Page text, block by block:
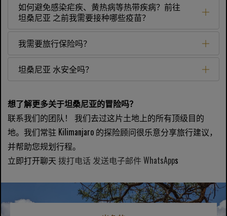
如何避免感染疟疾、黄热病等热带疾病？前往
坦桑尼亚 之前我需要接种哪些疫苗？
我需要旅行保险吗？
坦桑尼亚 水安全吗？
想了解更多关于坦桑尼亚的冒险吗？
联系我们的团队！ 我们去过这片土地上的所有顶级目的
地。我们常驻 Kilimanjaro 的探险顾问很乐意分享旅行建议，
并帮助您规划行程。
立即打开聊天 拨打电话发送电子邮件WhatsApps